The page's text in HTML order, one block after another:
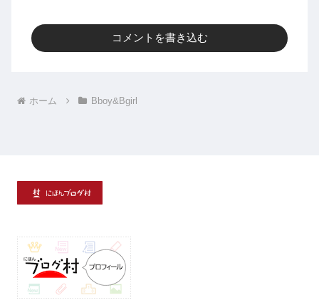
コメントを書き込む
ホーム Bboy&Bgirl